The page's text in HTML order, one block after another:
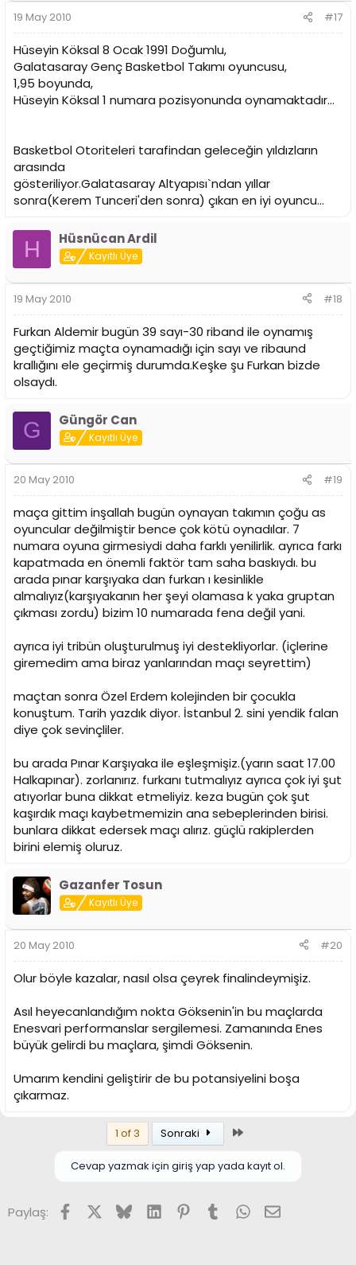
19 May 2010 #17
Hüseyin Köksal 8 Ocak 1991 Doğumlu,
Galatasaray Genç Basketbol Takımı oyuncusu,
1,95 boyunda,
Hüseyin Köksal 1 numara pozisyonunda oynamaktadır...
Basketbol Otoriteleri tarafindan geleceğin yıldızların
arasında
gösteriliyor.Galatasaray Altyapısı`ndan yıllar
sonra(Kerem Tunceri'den sonra) çıkan en iyi oyuncu...
H Hüsnücan Ardil
Kayıtlı Üye
19 May 2010 #18
Furkan Aldemir bugün 39 sayı-30 riband ile oynamış
geçtiğimiz maçta oynamadığı için sayı ve ribaund
krallığını ele geçirmiş durumda.Keşke şu Furkan bizde
olsaydı.
G Güngör Can
Kayıtlı Üye
20 May 2010 #19
maça gittim inşallah bugün oynayan takımın çoğu as
oyuncular değilmiştir bence çok kötü oynadılar. 7
numara oyuna girmesiydi daha farklı yenilirlik. ayrıca farkı
kapatmada en önemli faktör tam saha baskıydı. bu
arada pınar karşıyaka dan furkan ı kesinlikle
almalıyız(karşıyakanın her şeyi olamasa k yaka gruptan
çıkması zordu) bizim 10 numarada fena değil yani.
ayrıca iyi tribün oluşturulmuş iyi destekliyorlar. (içlerine
giremedim ama biraz yanlarından maçı seyrettim)
maçtan sonra Özel Erdem kolejinden bir çocukla
konuştum. Tarih yazdık diyor. İstanbul 2. sini yendik falan
diye çok sevinçliler.
bu arada Pınar Karşıyaka ile eşleşmişiz.(yarın saat 17.00
Halkapınar). zorlanırız. furkanı tutmalıyız ayrıca çok iyi şut
atıyorlar buna dikkat etmeliyiz. keza bugün çok şut
kaşırdık maçı kaybetmemizin ana sebeplerinden birisi.
bunlara dikkat edersek maçı alırız. güçlü rakiplerden
birini elemiş oluruz.
Gazanfer Tosun
Kayıtlı Üye
20 May 2010 #20
Olur böyle kazalar, nasıl olsa çeyrek finalindeymişiz.
Asıl heyecanlandığım nokta Göksenin'in bu maçlarda
Enesvari performanslar sergilemesi. Zamanında Enes
büyük gelirdi bu maçlara, şimdi Göksenin.
Umarım kendini geliştirir de bu potansiyelini boşa
çıkarmaz.
1 of 3 Sonraki
Cevap yazmak için giriş yap yada kayıt ol.
Paylaş: FacebookX (Twitter)
BlueskyLinkedInPinterest
TumblrWhatsApp
E-posta